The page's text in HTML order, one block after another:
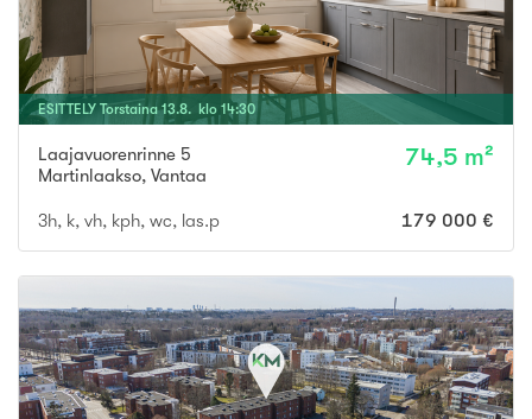
ESITTELY Torstaina 13.8. klo 14:30
Laajavuorenrinne 5
Martinlaakso, Vantaa
74,5 m²
3h, k, vh, kph, wc, las.p 179 000 €